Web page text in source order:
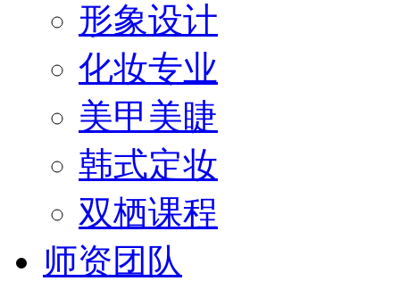
形象设计
化妆专业
美甲美睫
韩式定妆
双栖课程
师资团队